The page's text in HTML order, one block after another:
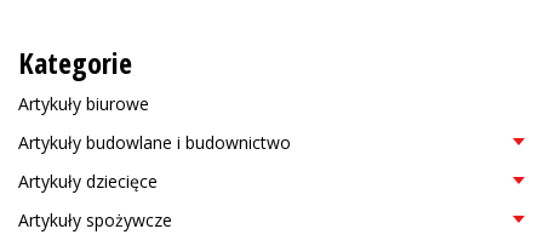
Kategorie
Artykuły biurowe
Artykuły budowlane i budownictwo
Artykuły dziecięce
Artykuły spożywcze